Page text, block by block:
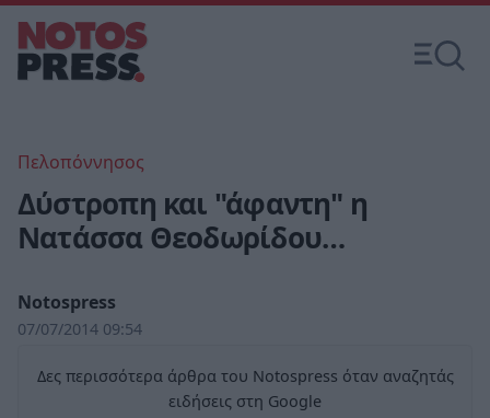
Πελοπόννησος
Δύστροπη και "άφαντη" η
Νατάσσα Θεοδωρίδου…
Notospress
07/07/2014 09:54
Δες περισσότερα άρθρα του Notospress όταν αναζητάς
ειδήσεις στη Google